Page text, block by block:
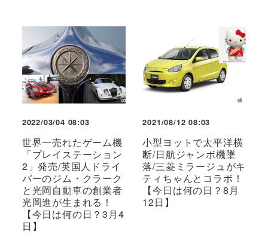
2022/03/04 08:03
世界一売れたゲーム機
「プレイステーション
2」発売/英国人ドライ
バーのジム・クラーク
と光岡自動車の創業者
光岡進が生まれる！
【今日は何の日？3月4
日】
2021/08/12 08:03
小型ヨットで太平洋横
断/日航ジャンボ機墜
落/三菱ミラージュがキ
ティちゃんとコラボ！
【今日は何の日？8月
12日】